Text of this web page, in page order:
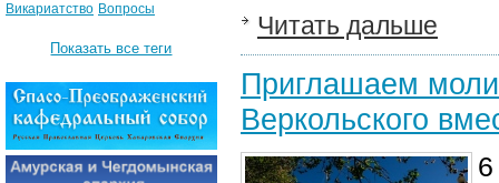
Читать дальше
Приглашаем
Веркольского
Викариатство Вопросы
Показать все теги